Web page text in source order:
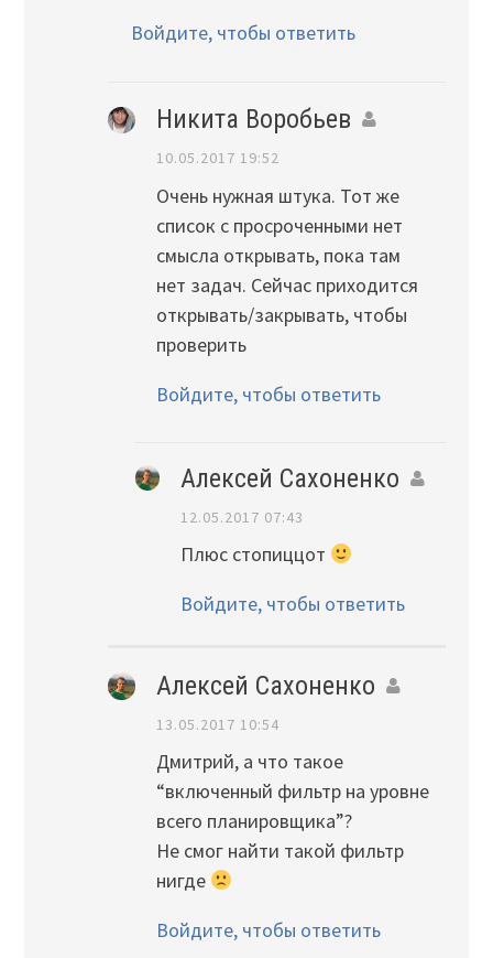
Войдите, чтобы ответить
Никита Воробьев
10.05.2017 19:52
Очень нужная штука. Тот же
список с просроченными нет
смысла открывать, пока там
нет задач. Сейчас приходится
открывать/закрывать, чтобы
проверить
Войдите, чтобы ответить
Алексей Сахоненко
12.05.2017 07:43
Плюс стопиццот
Войдите, чтобы ответить
Алексей Сахоненко
13.05.2017 10:54
Дмитрий, а что такое
“включенный фильтр на уровне
всего планировщика”?
Не смог найти такой фильтр
нигде
Войдите, чтобы ответить